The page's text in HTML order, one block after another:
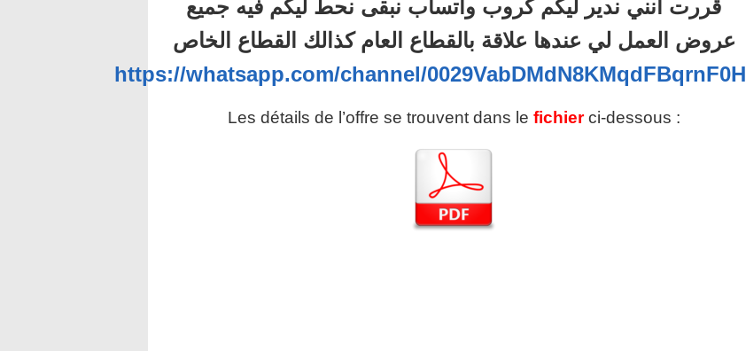
قررت انني ندير ليكم كروب واتساب نبقى نحط ليكم فيه جميع
عروض العمل لي عندها علاقة بالقطاع العام كذالك القطاع الخاص
https://whatsapp.com/channel/0029VabDMdN8KMqdFBqrnF0H
Les détails de l’offre se trouvent dans le fichier ci-dessous :